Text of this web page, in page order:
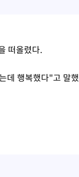
떠올렸다.
데 행복했다"고 말했